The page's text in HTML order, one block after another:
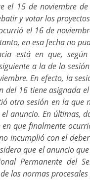
el 15 de noviembre
y votar los
el 16 de
en esa fecha no
está en que,
a la de la
En efecto, la
del 16 tiene asignada
otra sesión en la que
anuncio. En últimas,
que finalmente
incumplió con el
que el anuncio
Permanente del
las normas